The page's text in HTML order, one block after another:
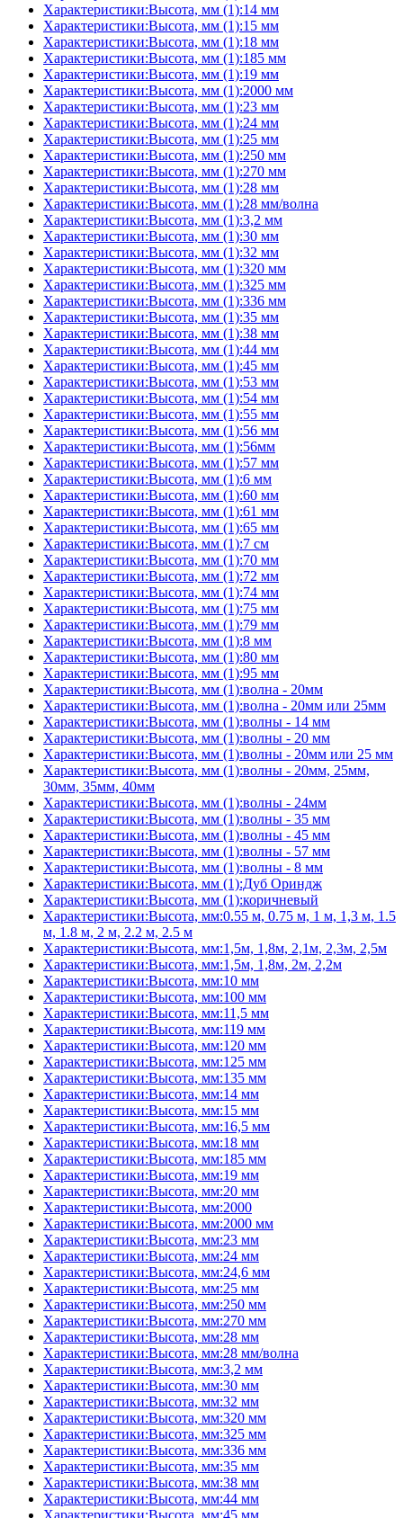
Характеристики:Высота, мм (1):14 мм
Характеристики:Высота, мм (1):15 мм
Характеристики:Высота, мм (1):18 мм
Характеристики:Высота, мм (1):185 мм
Характеристики:Высота, мм (1):19 мм
Характеристики:Высота, мм (1):2000 мм
Характеристики:Высота, мм (1):23 мм
Характеристики:Высота, мм (1):24 мм
Характеристики:Высота, мм (1):25 мм
Характеристики:Высота, мм (1):250 мм
Характеристики:Высота, мм (1):270 мм
Характеристики:Высота, мм (1):28 мм
Характеристики:Высота, мм (1):28 мм/волна
Характеристики:Высота, мм (1):3,2 мм
Характеристики:Высота, мм (1):30 мм
Характеристики:Высота, мм (1):32 мм
Характеристики:Высота, мм (1):320 мм
Характеристики:Высота, мм (1):325 мм
Характеристики:Высота, мм (1):336 мм
Характеристики:Высота, мм (1):35 мм
Характеристики:Высота, мм (1):38 мм
Характеристики:Высота, мм (1):44 мм
Характеристики:Высота, мм (1):45 мм
Характеристики:Высота, мм (1):53 мм
Характеристики:Высота, мм (1):54 мм
Характеристики:Высота, мм (1):55 мм
Характеристики:Высота, мм (1):56 мм
Характеристики:Высота, мм (1):56мм
Характеристики:Высота, мм (1):57 мм
Характеристики:Высота, мм (1):6 мм
Характеристики:Высота, мм (1):60 мм
Характеристики:Высота, мм (1):61 мм
Характеристики:Высота, мм (1):65 мм
Характеристики:Высота, мм (1):7 см
Характеристики:Высота, мм (1):70 мм
Характеристики:Высота, мм (1):72 мм
Характеристики:Высота, мм (1):74 мм
Характеристики:Высота, мм (1):75 мм
Характеристики:Высота, мм (1):79 мм
Характеристики:Высота, мм (1):8 мм
Характеристики:Высота, мм (1):80 мм
Характеристики:Высота, мм (1):95 мм
Характеристики:Высота, мм (1):волна - 20мм
Характеристики:Высота, мм (1):волна - 20мм или 25мм
Характеристики:Высота, мм (1):волны - 14 мм
Характеристики:Высота, мм (1):волны - 20 мм
Характеристики:Высота, мм (1):волны - 20мм или 25 мм
Характеристики:Высота, мм (1):волны - 20мм, 25мм,
30мм, 35мм, 40мм
Характеристики:Высота, мм (1):волны - 24мм
Характеристики:Высота, мм (1):волны - 35 мм
Характеристики:Высота, мм (1):волны - 45 мм
Характеристики:Высота, мм (1):волны - 57 мм
Характеристики:Высота, мм (1):волны - 8 мм
Характеристики:Высота, мм (1):Дуб Ориндж
Характеристики:Высота, мм (1):коричневый
Характеристики:Высота, мм:0.55 м, 0.75 м, 1 м, 1,3 м, 1.5
м, 1.8 м, 2 м, 2.2 м, 2.5 м
Характеристики:Высота, мм:1,5м, 1,8м, 2,1м, 2,3м, 2,5м
Характеристики:Высота, мм:1,5м, 1,8м, 2м, 2,2м
Характеристики:Высота, мм:10 мм
Характеристики:Высота, мм:100 мм
Характеристики:Высота, мм:11,5 мм
Характеристики:Высота, мм:119 мм
Характеристики:Высота, мм:120 мм
Характеристики:Высота, мм:125 мм
Характеристики:Высота, мм:135 мм
Характеристики:Высота, мм:14 мм
Характеристики:Высота, мм:15 мм
Характеристики:Высота, мм:16,5 мм
Характеристики:Высота, мм:18 мм
Характеристики:Высота, мм:185 мм
Характеристики:Высота, мм:19 мм
Характеристики:Высота, мм:20 мм
Характеристики:Высота, мм:2000
Характеристики:Высота, мм:2000 мм
Характеристики:Высота, мм:23 мм
Характеристики:Высота, мм:24 мм
Характеристики:Высота, мм:24,6 мм
Характеристики:Высота, мм:25 мм
Характеристики:Высота, мм:250 мм
Характеристики:Высота, мм:270 мм
Характеристики:Высота, мм:28 мм
Характеристики:Высота, мм:28 мм/волна
Характеристики:Высота, мм:3,2 мм
Характеристики:Высота, мм:30 мм
Характеристики:Высота, мм:32 мм
Характеристики:Высота, мм:320 мм
Характеристики:Высота, мм:325 мм
Характеристики:Высота, мм:336 мм
Характеристики:Высота, мм:35 мм
Характеристики:Высота, мм:38 мм
Характеристики:Высота, мм:44 мм
Характеристики:Высота, мм:45 мм